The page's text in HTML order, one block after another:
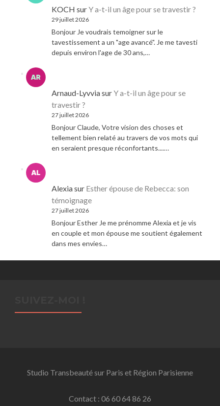
KOCH surY a-t-il un âge pour se travestir ?
29 juillet 2026
Bonjour Je voudrais temoigner sur le
tavestissement a un "age avancé". Je me tavesti
depuis environ l'age de 30 ans,…
Arnaud-LyvviasurY a-t-il un âge pour se
travestir ?
27 juillet 2026
Bonjour Claude, Votre vision des choses et
tellement bien relaté au travers de vos mots qui
en seraient presque réconfortants....…
Alexiasur Esther épouse de Rebecca: son
témoignage
27 juillet 2026
Bonjour Esther Je me prénomme Alexia et je vis
en couple et mon épouse me soutient également
dans mes envies…
Studio Transbeauté sur Paris et Région Parisienne
Contact : 06 60 64 86 26